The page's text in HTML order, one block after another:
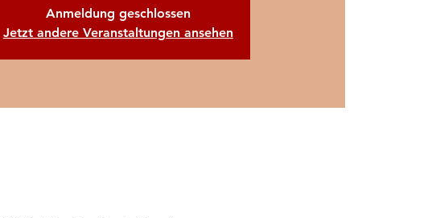
Anmeldung geschlossen
Jetzt andere Veranstaltungen ansehen